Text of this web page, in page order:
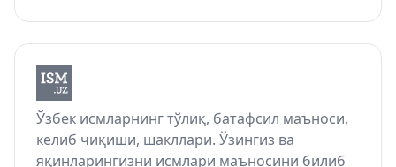
Ўзбек исмларнинг тўлиқ, батафсил маъноси,
келиб чиқиши, шакллари. Ўзингиз ва
яқинларингизни исмлари маъносини билиб